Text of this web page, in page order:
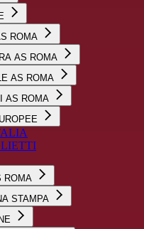
ROMA
AS ROMA
AS ROMA
AS ROMA
ROMA
STAMPA